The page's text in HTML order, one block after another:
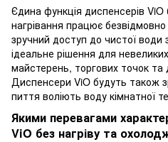
Єдина функція диспенсерів
нагрівання працює
зручний доступ до чистої
ідеальне рішення для
майстерень, торгових точок та
Диспенсери ViO будуть також
пиття воліють воду кімнатної
Якими перевагами
ViO без нагріву та